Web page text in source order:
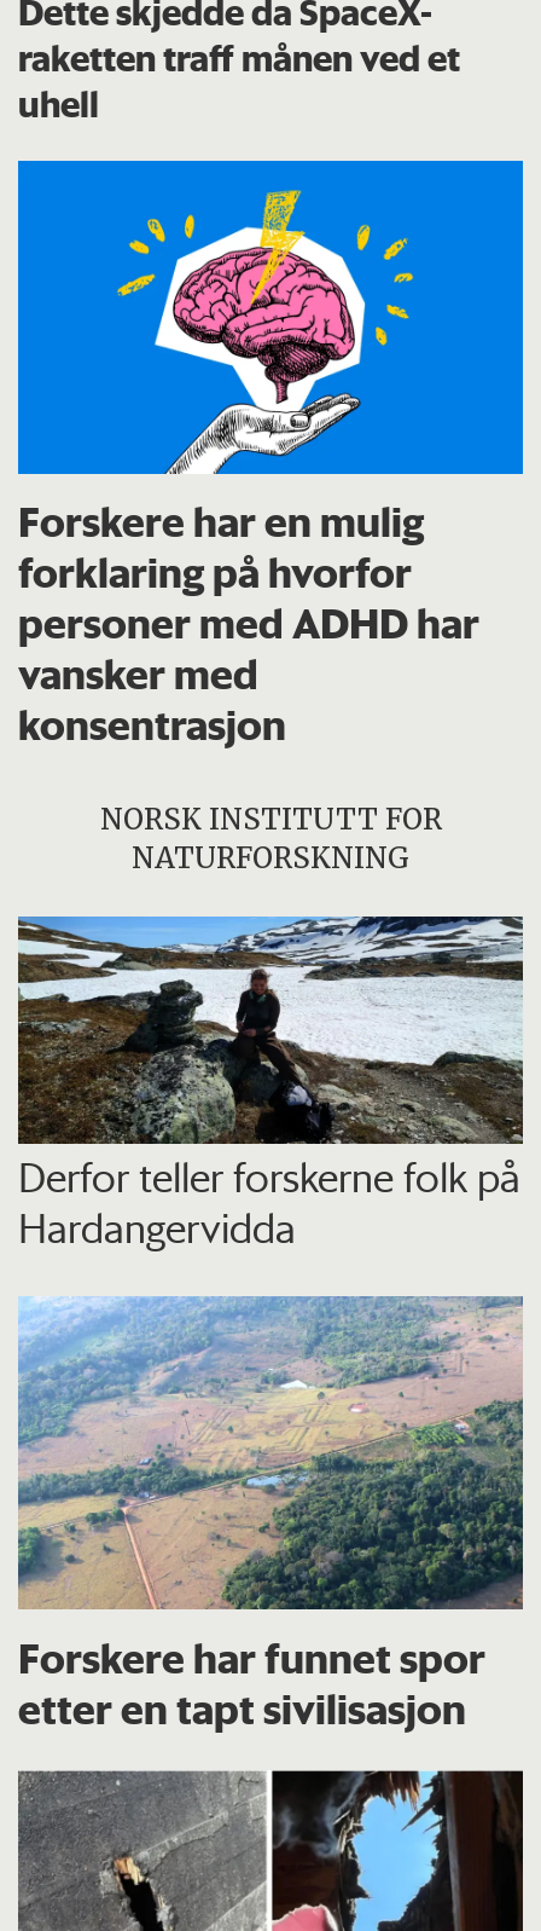
Dette skjedde da SpaceX-
raketten traff månen ved et
uhell
Forskere har en mulig
forklaring på hvorfor
personer med ADHD har
vansker med
konsentrasjon
NORSK INSTITUTT FOR
NATURFORSKNING
Derfor teller forskerne folk på
Hardangervidda
Forskere har funnet spor
etter en tapt sivilisasjon